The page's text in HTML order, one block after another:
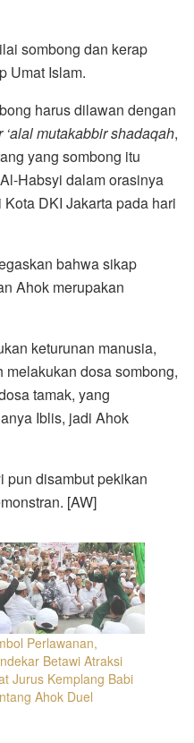
sombong dan kerap
Umat Islam.
harus dilawan dengan
‘alal mutakabbir shadaqah,
yang sombong itu
Habsyi dalam orasinya
DKI Jakarta pada hari
bahwa sikap
Ahok merupakan
keturunan manusia,
dosa sombong,
tamak, yang
Iblis, jadi Ahok
pun disambut pekikan
[AW]
Perlawanan,
Betawi Atraksi
Jurus Kemplang Babi
Ahok Duel